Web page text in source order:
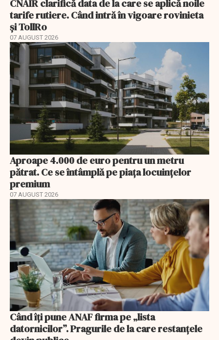
CNAIR clarifică data de la care se aplică noile
tarife rutiere. Când intră în vigoare rovinieta
și TollRo
07 AUGUST 2026
Aproape 4.000 de euro pentru un metru
pătrat. Ce se întâmplă pe piața locuințelor
premium
07 AUGUST 2026
Când îți pune ANAF firma pe „lista
datornicilor”. Pragurile de la care restanțele